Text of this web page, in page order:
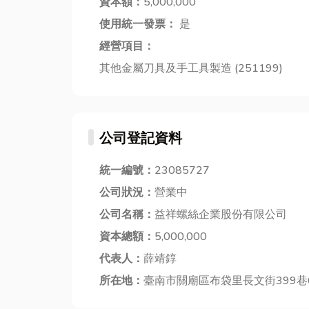
使用統一發票： 是
經營項目：
其他金屬刀具及手工具製造 (251199)
公司登記資料
統一編號： 23085727
公司狀況： 營業中
公司名稱： 益祥螺絲企業股份有限公司
資本總額： 5,000,000
代表人： 薛靖錞
所在地： 臺南市關廟區布袋里長文街399